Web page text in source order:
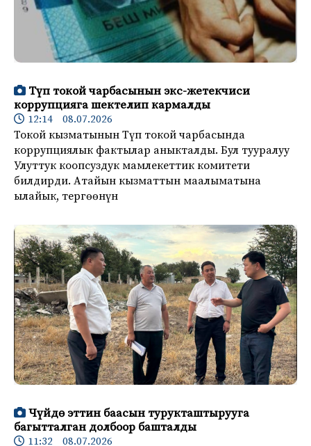
Түп токой чарбасынын экс-жетекчиси
коррупцияга шектелип кармалды
12:14 08.07.2026
Токой кызматынын Түп токой чарбасында
коррупциялык фактылар аныкталды. Бул тууралуу
Улуттук коопсуздук мамлекеттик комитети
билдирди. Атайын кызматтын маалыматына
ылайык, тергөөнүн
Чүйдө эттин баасын турукташтырууга
багытталган долбоор башталды
11:32 08.07.2026